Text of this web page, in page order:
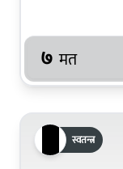
७ मत
स्वतन्त्र